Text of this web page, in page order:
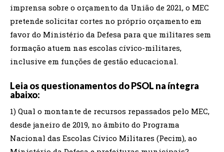
imprensa sobre o orçamento da União de 2021, o MEC
pretende solicitar cortes no próprio orçamento em
favor do Ministério da Defesa para que militares sem
formação atuem nas escolas cívico-militares,
inclusive em funções de gestão educacional.
Leia os questionamentos do PSOL na íntegra
abaixo:
1) Qual o montante de recursos repassados pelo MEC,
desde janeiro de 2019, no âmbito do Programa
Nacional das Escolas Cívico Militares (Pecim), ao